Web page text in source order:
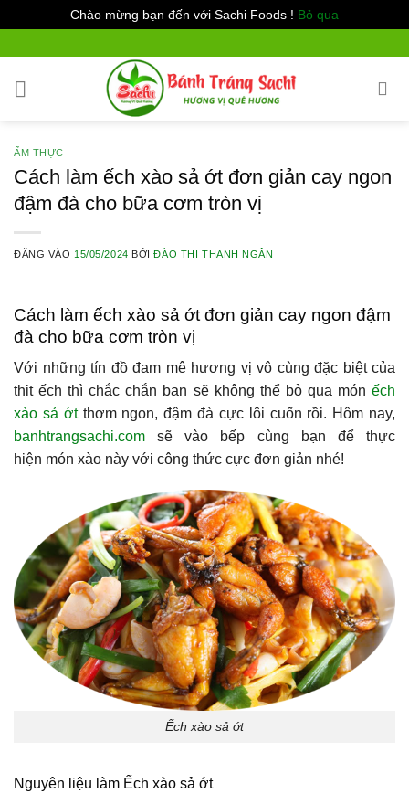
Chào mừng bạn đến với Sachi Foods ! Bỏ qua
nội
ẨM THỰC
Cách làm ếch xào sả ớt đơn giản cay ngon
đậm đà cho bữa cơm tròn vị
ĐĂNG VÀO 15/05/2024 BỞIĐÀO THỊ THANH NGÂN
Cách làm ếch xào sả ớt đơn giản cay ngon đậm
đà cho bữa cơm tròn vị
Với những tín đồ đam mê hương vị vô cùng đặc biệt của
thịt ếch thì chắc chắn bạn sẽ không thể bỏ qua món ếch
xào sả ớtthơm ngon, đậm đà cực lôi cuốn rồi. Hôm nay,
banhtrangsachi.com sẽ vào bếp cùng bạn để thực
hiện món xào này với công thức cực đơn giản nhé!
Ếch xào sả ớt
Nguyên liệu làm Ếch xào sả ớt